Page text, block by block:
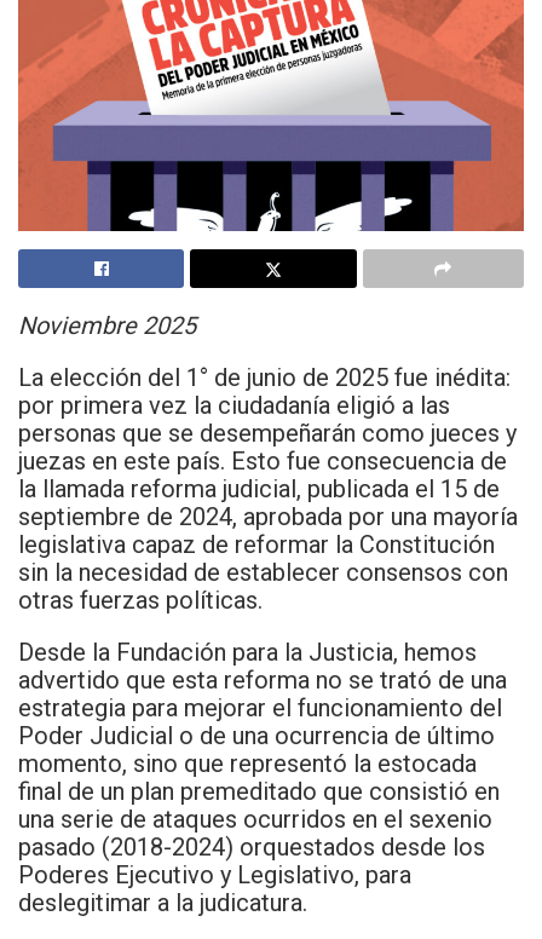
Noviembre 2025
La elección del 1° de junio de 2025 fue inédita:
por primera vez la ciudadanía eligió a las
personas que se desempeñarán como jueces y
juezas en este país. Esto fue consecuencia de
la llamada reforma judicial, publicada el 15 de
septiembre de 2024, aprobada por una mayoría
legislativa capaz de reformar la Constitución
sin la necesidad de establecer consensos con
otras fuerzas políticas.
Desde la Fundación para la Justicia, hemos
advertido que esta reforma no se trató de una
estrategia para mejorar el funcionamiento del
Poder Judicial o de una ocurrencia de último
momento, sino que representó la estocada
final de un plan premeditado que consistió en
una serie de ataques ocurridos en el sexenio
pasado (2018-2024) orquestados desde los
Poderes Ejecutivo y Legislativo, para
deslegitimar a la judicatura.